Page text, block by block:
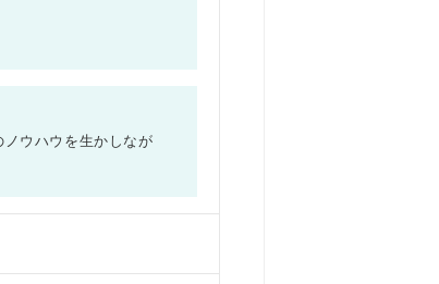
ウハウを生かしなが